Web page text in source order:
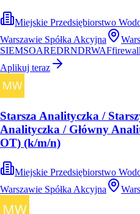
Miejskie Przedsiębiorstwo
Warszawie Spółka Akcyjna
SIEMSOAREDRNDRWAFfirewall
Aplikuj teraz
Starsza Analityczka /
Analityczka / Główny
OT) (k/m/n)
Miejskie Przedsiębiorstwo
Warszawie Spółka Akcyjna